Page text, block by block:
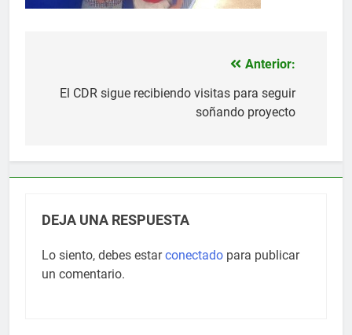
de
Anterior:
El CDR sigue recibiendo visitas para seguir
soñando proyecto
DEJA UNA RESPUESTA
Lo siento, debes estarconectado para publicar
un comentario.